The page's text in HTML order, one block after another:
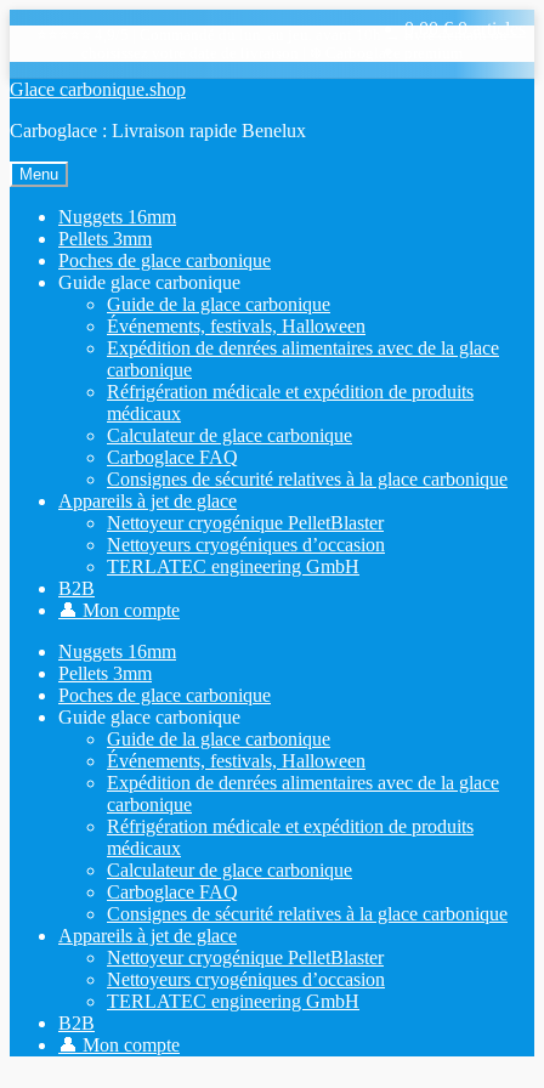
Sauter
la
Skip
content
Glace carbonique.shop
Carboglace : Livraison rapide Benelux
Menu
Nuggets 16mm
Pellets 3mm
Poches de glace carbonique
Guide glace carbonique
Guide de la glace carbonique
Événements, festivals, Halloween
Expédition de denrées alimentaires avec de la glace
carbonique
Réfrigération médicale et expédition de produits
médicaux
Calculateur de glace carbonique
Carboglace FAQ
Consignes de sécurité relatives à la glace carbonique
Appareils à jet de glace
Nettoyeur cryogénique PelletBlaster
Nettoyeurs cryogéniques d’occasion
TERLATEC engineering GmbH
B2B
👤 Mon compte
Nuggets 16mm
Pellets 3mm
Poches de glace carbonique
Guide glace carbonique
Guide de la glace carbonique
Événements, festivals, Halloween
Expédition de denrées alimentaires avec de la glace
carbonique
Réfrigération médicale et expédition de produits
médicaux
Calculateur de glace carbonique
Carboglace FAQ
Consignes de sécurité relatives à la glace carbonique
Appareils à jet de glace
Nettoyeur cryogénique PelletBlaster
Nettoyeurs cryogéniques d’occasion
TERLATEC engineering GmbH
B2B
👤 Mon compte
0,00€ 0 articles